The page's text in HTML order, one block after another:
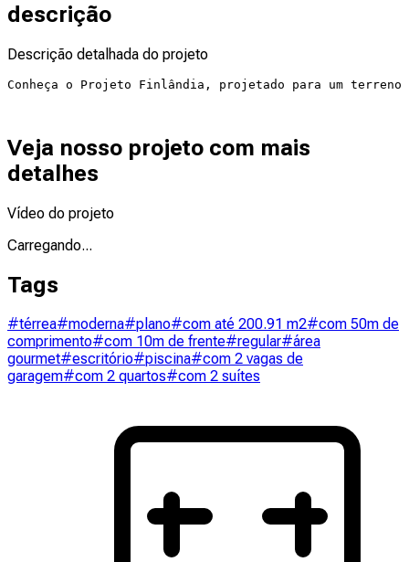
descrição
Descrição detalhada do projeto
Conheça o Projeto Finlândia, projetado para um
Veja nosso projeto com mais
detalhes
Vídeo do projeto
Carregando...
Tags
#térrea#moderna#plano#com até 200.91 m2#com 50m de
comprimento#com 10m de frente#regular#área
gourmet#escritório#piscina#com 2 vagas de
garagem#com 2 quartos#com 2 suítes